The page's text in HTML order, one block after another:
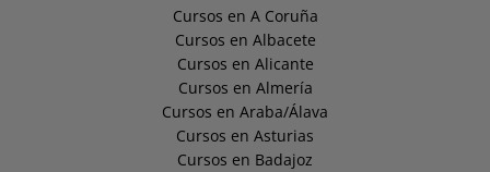
Cursos en A Coruña
Cursos en Albacete
Cursos en Alicante
Cursos en Almería
Cursos en Araba/Álava
Cursos en Asturias
Cursos en Badajoz